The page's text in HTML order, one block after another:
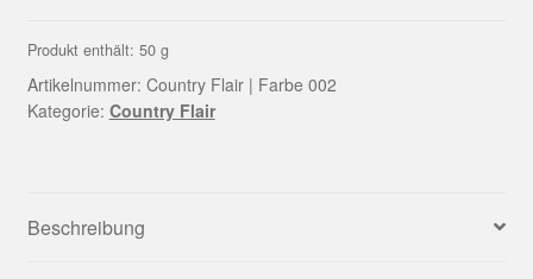
002
Menge
Produkt enthält: 50 g
Artikelnummer: Country Flair | Farbe 002
Kategorie: Country Flair
Beschreibung